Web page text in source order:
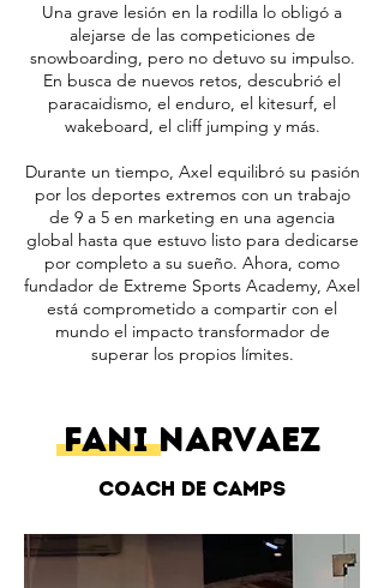
Una grave lesión en la rodilla lo obligó a
alejarse de las competiciones de
snowboarding, pero no detuvo su impulso.
En busca de nuevos retos, descubrió el
paracaidismo, el enduro, el kitesurf, el
wakeboard, el cliff jumping y más.
Durante un tiempo, Axel equilibró su pasión
por los deportes extremos con un trabajo
de 9 a 5 en marketing en una agencia
global hasta que estuvo listo para dedicarse
por completo a su sueño. Ahora, como
fundador de Extreme Sports Academy, Axel
está comprometido a compartir con el
mundo el impacto transformador de
superar los propios límites.
Fani NARVAEZ
Coach de Camps